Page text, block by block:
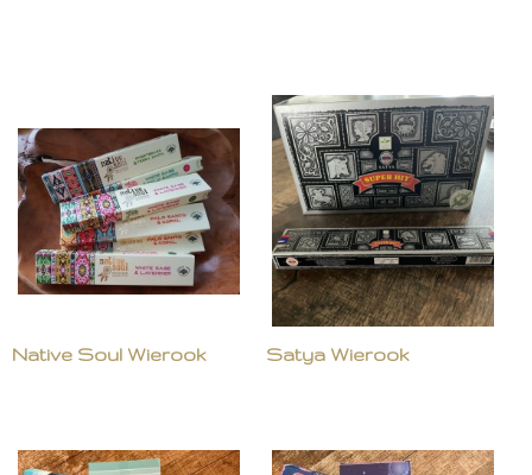
Native Soul Wierook Satya Wierook